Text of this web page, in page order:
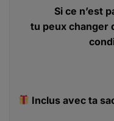
Si ce n’est
tu peux changer
Inclus avec ta